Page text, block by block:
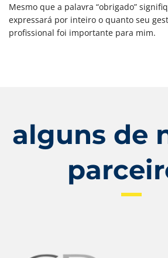
Mesmo que a palavra “obrigado”
expressará por inteiro o quanto seu
profissional foi importante para mim.
alguns de